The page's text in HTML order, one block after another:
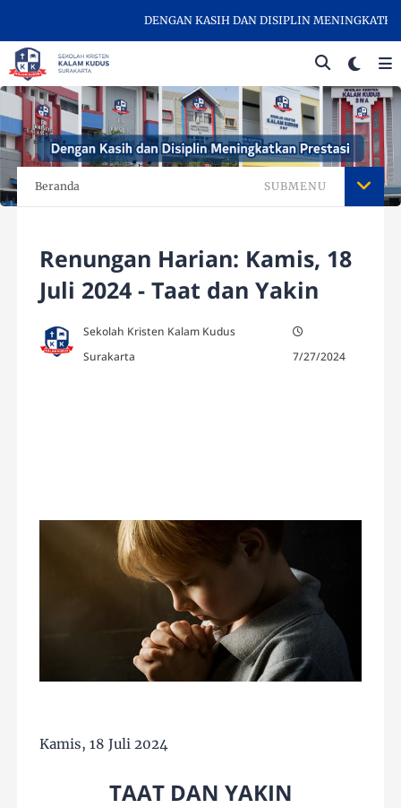
DENGAN KASIH DAN DISIPLIN MENINGKATKAN
Beranda SUBMENU
Renungan Harian: Kamis, 18
Juli 2024 - Taat dan Yakin
Sekolah Kristen Kalam Kudus
Surakarta
7/27/2024
Kamis, 18 Juli 2024
TAAT DAN YAKIN